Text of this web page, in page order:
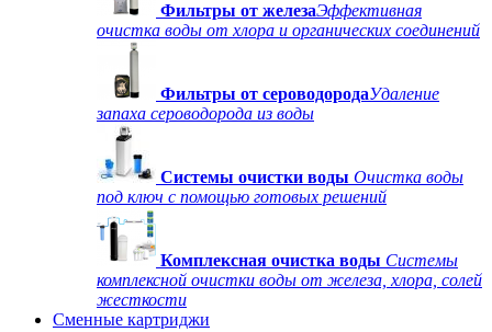
Фильтры от железаЭффективная
очистка воды от хлора и органических соединений
Фильтры от сероводородаУдаление
запаха сероводорода из воды
Системы очистки воды Очистка воды
под ключ с помощью готовых решений
Комплексная очистка воды Системы
комплексной очистки воды от железа, хлора, солей
жесткости
Сменные картриджи